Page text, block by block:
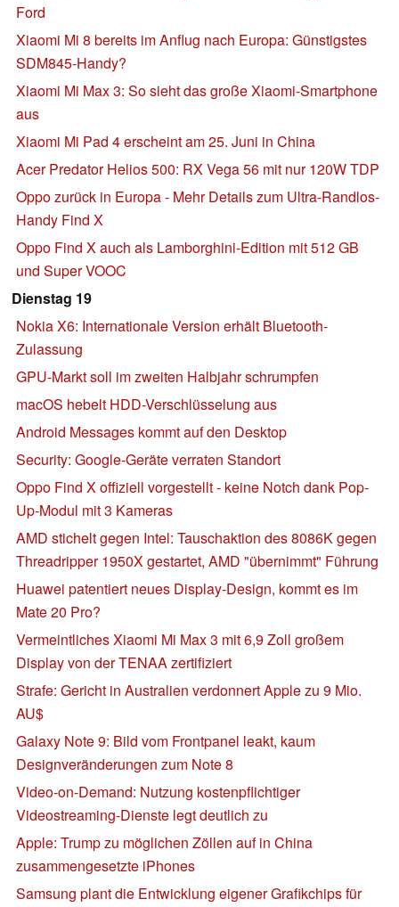
Ford
Xiaomi Mi 8 bereits im Anflug nach Europa: Günstigstes
SDM845-Handy?
Xiaomi Mi Max 3: So sieht das große Xiaomi-Smartphone
aus
Xiaomi Mi Pad 4 erscheint am 25. Juni in China
Acer Predator Helios 500: RX Vega 56 mit nur 120W TDP
Oppo zurück in Europa - Mehr Details zum Ultra-Randlos-
Handy Find X
Oppo Find X auch als Lamborghini-Edition mit 512 GB
und Super VOOC
Dienstag 19
Nokia X6: Internationale Version erhält Bluetooth-
Zulassung
GPU-Markt soll im zweiten Halbjahr schrumpfen
macOS hebelt HDD-Verschlüsselung aus
Android Messages kommt auf den Desktop
Security: Google-Geräte verraten Standort
Oppo Find X offiziell vorgestellt - keine Notch dank Pop-
Up-Modul mit 3 Kameras
AMD stichelt gegen Intel: Tauschaktion des 8086K gegen
Threadripper 1950X gestartet, AMD "übernimmt" Führung
Huawei patentiert neues Display-Design, kommt es im
Mate 20 Pro?
Vermeintliches Xiaomi Mi Max 3 mit 6,9 Zoll großem
Display von der TENAA zertifiziert
Strafe: Gericht in Australien verdonnert Apple zu 9 Mio.
AU$
Galaxy Note 9: Bild vom Frontpanel leakt, kaum
Designveränderungen zum Note 8
Video-on-Demand: Nutzung kostenpflichtiger
Videostreaming-Dienste legt deutlich zu
Apple: Trump zu möglichen Zöllen auf in China
zusammengesetzte iPhones
Samsung plant die Entwicklung eigener Grafikchips für